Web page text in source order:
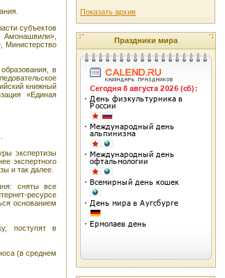
субъектов
Амонашвили»,
Министерство
в
книжный
«Единая
экспертизы
экспертного
и так далее.
сняты все
ресурсе
основанием
поступят в
(в среднем
Показать архив
Праздники мира